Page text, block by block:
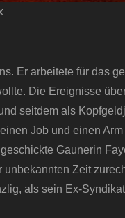
Er arbeitete für das
Die Ereignisse
seitdem als
Job und einen
Gaunerin
Zeit
als sein Ex-